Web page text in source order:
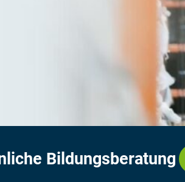
Bildungsberatung